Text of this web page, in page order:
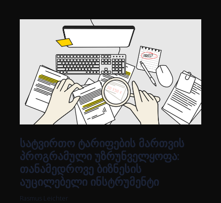
სატვირთო ტარიფების მართვის
პროგრამული უზრუნველყოფა:
თანამედროვე ბიზნესის
აუცილებელი ინსტრუმენტი
Rasmus Leichter